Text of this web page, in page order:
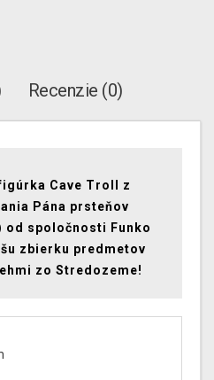
Recenzie (0)
Cave Troll z
Pána prsteňov
od spoločnosti Funko
zbierku predmetov
zo Stredozeme!